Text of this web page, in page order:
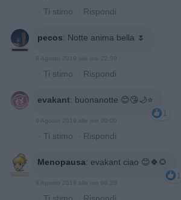
· Ti stimo · Rispondi
pecos: Notte anima bella 🌷
8 Agosto 2019 alle ore 22:59
· Ti stimo · Rispondi
evakant: buonanotte 😊😘🌙⭐️
1
9 Agosto 2019 alle ore 00:00
· Ti stimo · Rispondi
Menopausa: evakant ciao 😊🍀🌻
1
9 Agosto 2019 alle ore 06:28
· Ti stimo · Rispondi